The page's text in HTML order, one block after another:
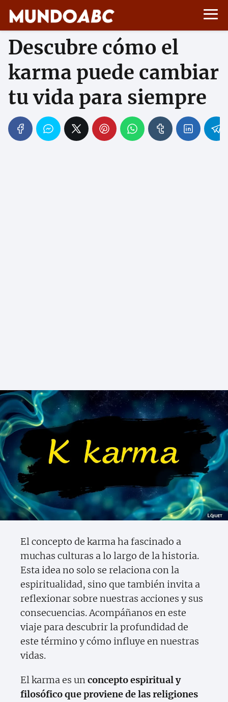
Descubre cómo el
karma puede cambiar
tu vida para siempre
El concepto de karma ha fascinado a
muchas culturas a lo largo de la historia.
Esta idea no solo se relaciona con la
espiritualidad, sino que también invita a
reflexionar sobre nuestras acciones y sus
consecuencias. Acompáñanos en este
viaje para descubrir la profundidad de
este término y cómo influye en nuestras
vidas.
El karma es unconcepto espiritual y
filosófico que proviene de las religiones